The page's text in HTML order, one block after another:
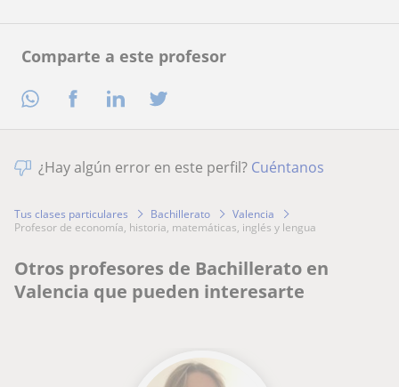
Comparte a este profesor
¿Hay algún error en este perfil? Cuéntanos
Tus clases particulares Bachillerato
Valencia
profesor de economía, historia, matemáticas, inglés y lengua
Otros profesores de Bachillerato en
Valencia que pueden interesarte